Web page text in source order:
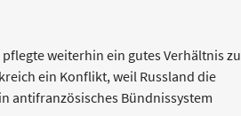
weiterhin ein gutes Verhältnis zu
ein Konflikt, weil Russland die
antifranzösisches Bündnissystem